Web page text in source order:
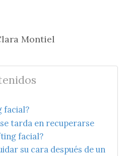
Montiel
facial?
tarda en recuperarse
facial?
su cara después de un